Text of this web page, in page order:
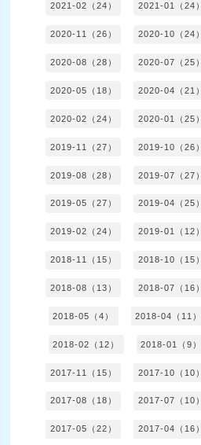
2021-02（24） 2021-01（24）
2020-11（26） 2020-10（24）
2020-08（28） 2020-07（25）
2020-05（18） 2020-04（21）
2020-02（24） 2020-01（25）
2019-11（27） 2019-10（26）
2019-08（28） 2019-07（27）
2019-05（27） 2019-04（25）
2019-02（24） 2019-01（12）
2018-11（15） 2018-10（15）
2018-08（13） 2018-07（16）
2018-05（4） 2018-04（11）
2018-02（12） 2018-01（9）
2017-11（15） 2017-10（10）
2017-08（18） 2017-07（10）
2017-05（22） 2017-04（16）